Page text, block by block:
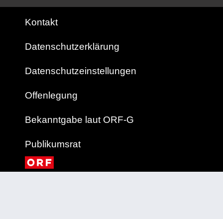
Kontakt
Datenschutzerklärung
Datenschutzeinstellungen
Offenlegung
Bekanntgabe laut ORF-G
Publikumsrat